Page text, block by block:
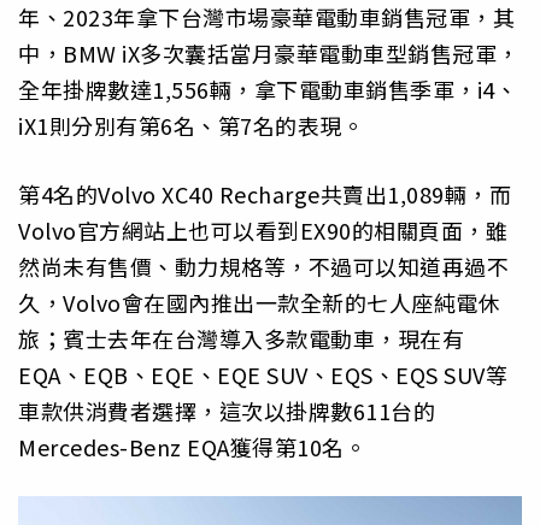
年、2023年拿下台灣市場豪華電動車銷售冠軍，其
中，BMW iX多次囊括當月豪華電動車型銷售冠軍，
全年掛牌數達1,556輛，拿下電動車銷售季軍，i4、
iX1則分別有第6名、第7名的表現。
第4名的Volvo XC40 Recharge共賣出1,089輛，而
Volvo官方網站上也可以看到EX90的相關頁面，雖
然尚未有售價、動力規格等，不過可以知道再過不
久，Volvo會在國內推出一款全新的七人座純電休
旅；賓士去年在台灣導入多款電動車，現在有
EQA、EQB、EQE、EQE SUV、EQS、EQS SUV等
車款供消費者選擇，這次以掛牌數611台的
Mercedes-Benz EQA獲得第10名。